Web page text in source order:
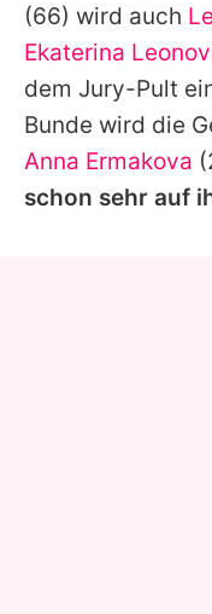
(66) wird auch
Ekaterina
dem Jury-Pult
Bunde wird die
Anna Ermakova
schon sehr auf